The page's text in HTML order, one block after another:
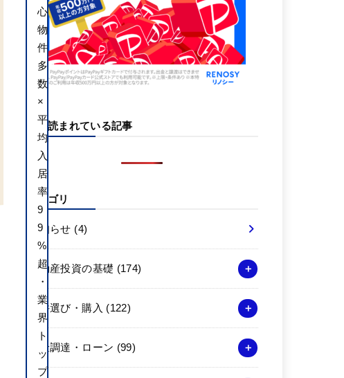
よく読まれている記事
カテゴリ
お知らせ (4)
不動産投資の基礎 (174)
物件選び・購入 (122)
資金調達・ローン (99)
心
物
件
多
数
×
平
均
入
居
率
9
9
%
超
・
業
界
ト
ッ
プ